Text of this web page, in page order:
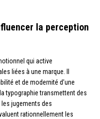
la perception
qui active
liées à une marque. Il
et de modernité d’une
typographie transmettent des
jugements des
rationnellement les